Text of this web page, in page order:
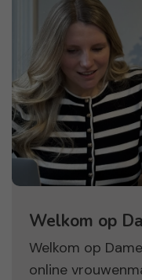
Welkom op
Welkom op
online